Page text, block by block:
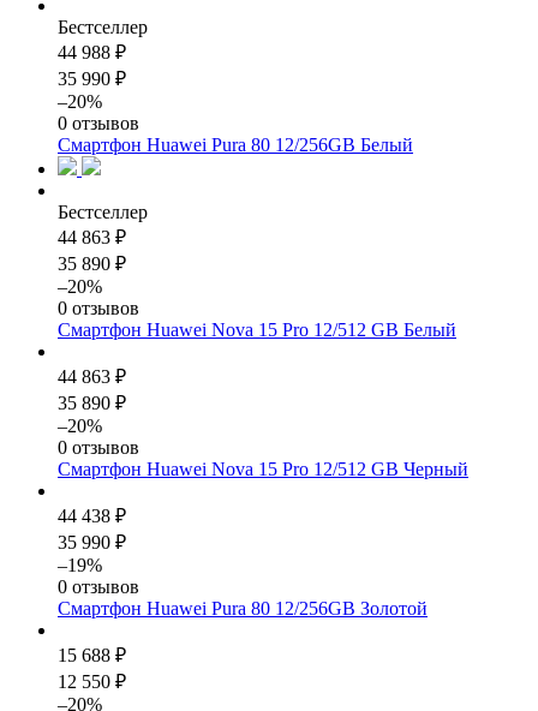
Бестселлер
44 988 ₽
35 990 ₽
–20%
0 отзывов
Смартфон Huawei Pura 80 12/256GB Белый
Бестселлер
44 863 ₽
35 890 ₽
–20%
0 отзывов
Смартфон Huawei Nova 15 Pro 12/512 GB Белый
44 863 ₽
35 890 ₽
–20%
0 отзывов
Смартфон Huawei Nova 15 Pro 12/512 GB Черный
44 438 ₽
35 990 ₽
–19%
0 отзывов
Смартфон Huawei Pura 80 12/256GB Золотой
15 688 ₽
12 550 ₽
–20%